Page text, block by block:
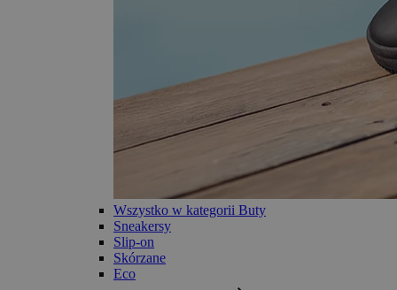
Wszystko w kategorii Buty
Sneakersy
Slip-on
Skórzane
Eco